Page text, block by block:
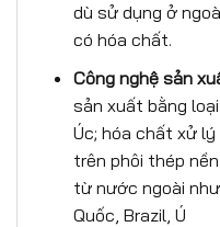
dù sử dụng ở
có hóa chất.
Công nghệsản xu
sản xuất bằng loại
Úc; hóa chất xử
trên phôi thép
từ nước ngoài như
Quốc, Brazil, Ú